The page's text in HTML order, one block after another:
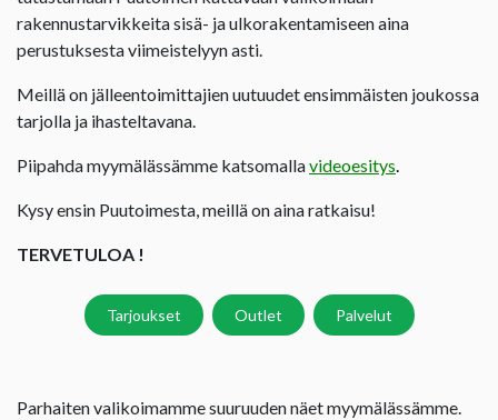
rakennustarvikkeita sisä- ja ulkorakentamiseen aina
perustuksesta viimeistelyyn asti.
Meillä on jälleentoimittajien uutuudet ensimmäisten joukossa
tarjolla ja ihasteltavana.
Piipahda myymälässämme katsomallavideoesitys.
Kysy ensin Puutoimesta, meillä on aina ratkaisu!
TERVETULOA !
Tarjoukset Outlet Palvelut
Parhaiten valikoimamme suuruuden näet myymälässämme.